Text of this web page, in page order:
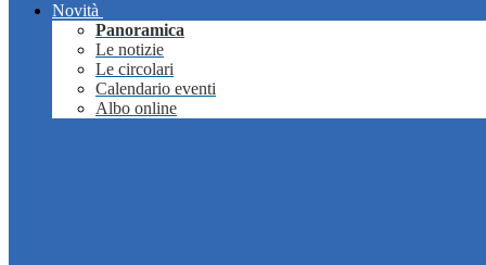
Novità
Panoramica
Le notizie
Le circolari
Calendario eventi
Albo online